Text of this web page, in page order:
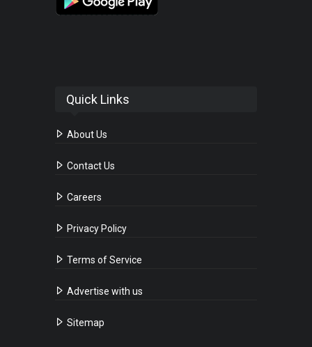
Quick Links
About Us
Contact Us
Careers
Privacy Policy
Terms of Service
Advertise with us
Sitemap